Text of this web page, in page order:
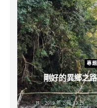
專
剛好的異鄉之
B 2019 年 2 月 12 日